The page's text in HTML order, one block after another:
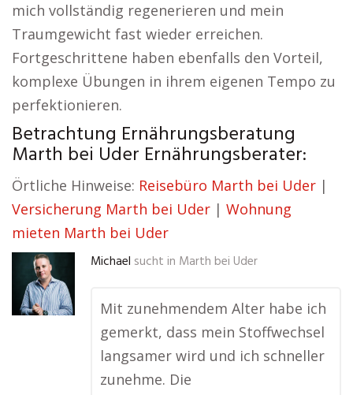
mich vollständig regenerieren und mein
Traumgewicht fast wieder erreichen.
Fortgeschrittene haben ebenfalls den Vorteil,
komplexe Übungen in ihrem eigenen Tempo zu
perfektionieren.
Betrachtung Ernährungsberatung
Marth bei Uder Ernährungsberater:
Örtliche Hinweise: Reisebüro Marth bei Uder |
Versicherung Marth bei Uder | Wohnung
mieten Marth bei Uder
Michael sucht in Marth bei Uder
Mit zunehmendem Alter habe ich
gemerkt, dass mein Stoffwechsel
langsamer wird und ich schneller
zunehme. Die